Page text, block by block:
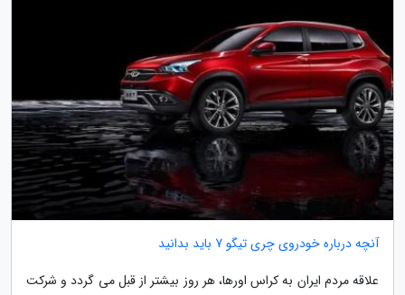
آنچه درباره خودروی چری تیگو 7 باید بدانید
علاقه مردم ایران به کراس اورها، هر روز بیشتر از قبل می گردد و شرکت